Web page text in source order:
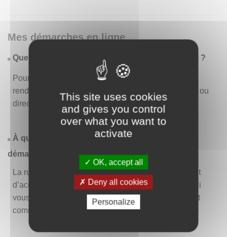
This site uses cookies
and gives you control
over what you want to
activate
OK, accept all
Deny all cookies
Personalize
Mes démarches en ligne
Quelles sont les démarches disponibles en ligne ?
Pour consulter la liste des démarches disponibles,
rendez-vous dans le menu « Liste des démarches » ou
directement en page d’accueil.
À quoi correspond la rubrique « Effectuer une
démarche » ?
La rubrique « Effectuer une démarche » vous permet
d’accéder à la liste des démarches disponibles. D’ici
vous pouvez choisir la démarche vous intéressant et
commencer à la remplir en un clic.